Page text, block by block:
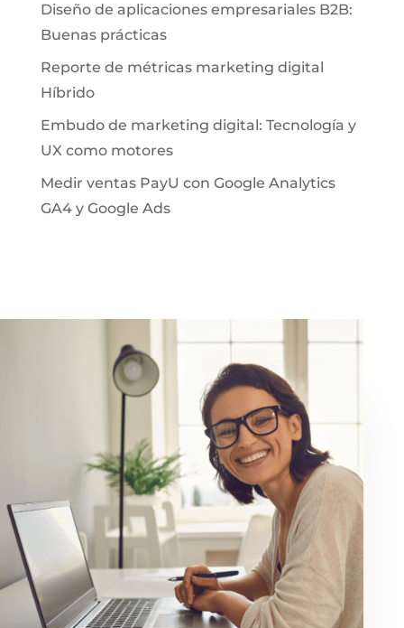
Diseño de aplicaciones empresariales B2B:
Buenas prácticas
Reporte de métricas marketing digital
Híbrido
Embudo de marketing digital: Tecnología y
UX como motores
Medir ventas PayU con Google Analytics
GA4 y Google Ads